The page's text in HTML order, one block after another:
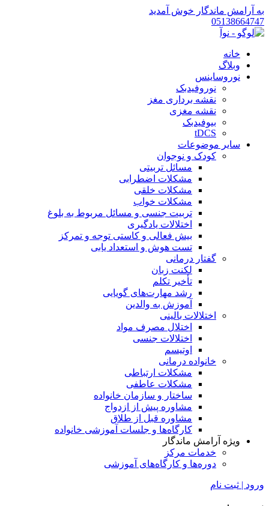
به آرامش ماندگار خوش آمدید
05138664747
خانه
وبلاگ
نوروساینس
نوروفیدبک
نقشه برداری مغز
نقشه مغزی
بیوفیدبک
tDCS
سایر موضوعات
کودک و نوجوان
مسائل تربیتی
مشکلات اضطرابی
مشکلات خلقی
مشکلات خواب
تربیت جنسی و مسائل مربوط به بلوغ
اختلالات یادگیری
بیش فعالی و کاستی توجه و تمرکز
تست هوش و استعداد یابی
گفتار درمانی
لکنت زبان
تأخیر تکلم
رشد مهارت‌های گویایی
آموزش به والدین
اختلالات بالینی
اختلال مصرف مواد
اختلالات جنسی
اوتیسم
خانواده درمانی
مشکلات ارتباطی
مشکلات عاطفی
ساختار و سازمان خانواده
مشاوره پیش از ازدواج
مشاوره قبل از طلاق
کارگاه‌ها و جلسات آموزشی خانواده
ویژه آرامش ماندگار
خدمات مرکز
دوره‌ها و کارگاه‌های آموزشی
ورود | ثبت نام